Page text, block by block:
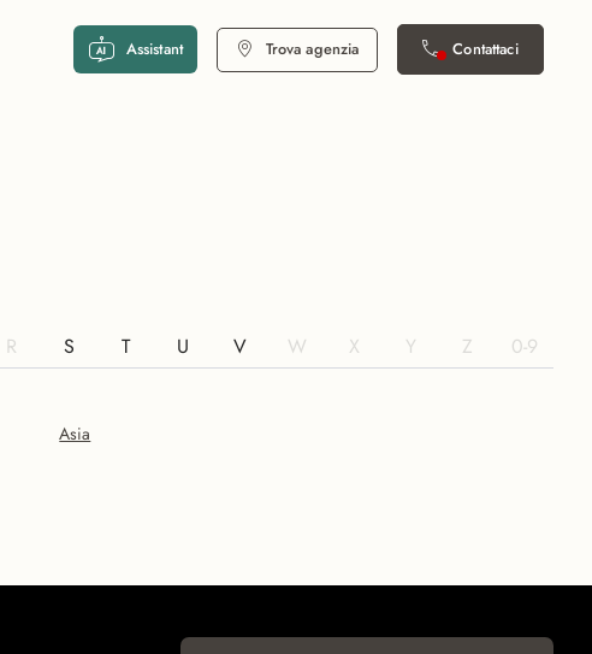
Assistant Trova agenzia Contattaci
R S T U V W X Y Z 0-9
Asia